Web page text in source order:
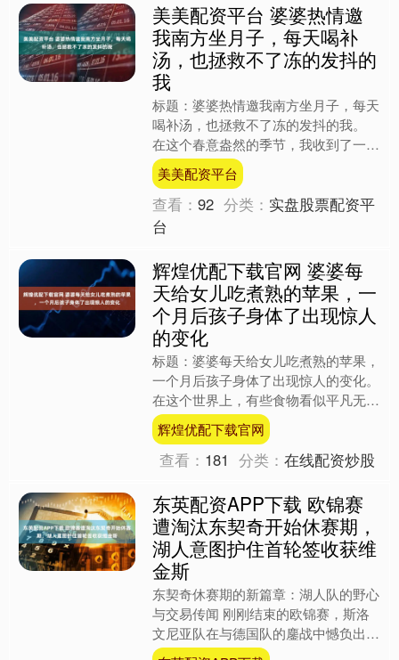
美美配资平台 婆婆热情邀
我南方坐月子，每天喝补
汤，也拯救不了冻的发抖的
我
标题：婆婆热情邀我南方坐月子，每天
喝补汤，也拯救不了冻的发抖的我。
在这个春意盎然的季节，我收到了一个
意外的邀请——去南方坐月子。婆婆的
热情如同春天的暖阳，让人....
美美配资平台
查看：92 分类： 实盘股票配资平
台
辉煌优配下载官网 婆婆每
天给女儿吃煮熟的苹果，一
个月后孩子身体了出现惊人
的变化
标题：婆婆每天给女儿吃煮熟的苹果，
一个月后孩子身体了出现惊人的变化。
在这个世界上，有些食物看似平凡无
奇，却能孕育出意想不到的奇迹。今
天，我要分享一个关于煮熟苹....
辉煌优配下载官网
查看： 181 分类：在线配资炒股
东英配资APP下载 欧锦赛
遭淘汰东契奇开始休赛期，
湖人意图护住首轮签收获维
金斯
东契奇休赛期的新篇章：湖人队的野心
与交易传闻 刚刚结束的欧锦赛，斯洛
文尼亚队在与德国队的鏖战中憾负出
局。比赛中，卢卡·东契奇因犯规困